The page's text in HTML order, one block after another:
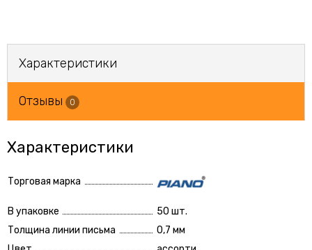
Характеристики
Отзывы 0
Характеристики
Торговая марка
В упаковке
50 шт.
Толщина линии письма
0,7 мм